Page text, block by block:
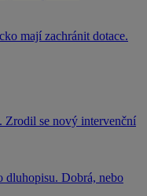
mají zachránit dotace.
Zrodil se nový intervenční
dluhopisu. Dobrá, nebo